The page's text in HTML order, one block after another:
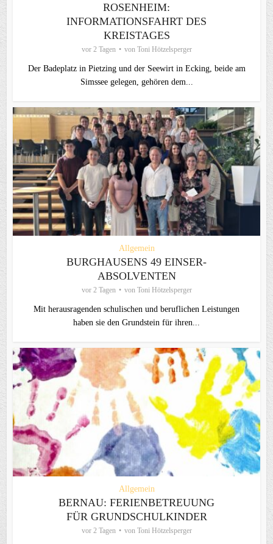
ROSENHEIM:
INFORMATIONSFAHRT DES
KREISTAGES
vor 2 Tagen von Toni Hötzelsperger
Der Badeplatz in Pietzing und der Seewirt in Ecking, beide am
Simssee gelegen, gehören dem...
Allgemein
BURGHAUSENS 49 EINSER-
ABSOLVENTEN
vor 2 Tagen von Toni Hötzelsperger
Mit herausragenden schulischen und beruflichen Leistungen
haben sie den Grundstein für ihren...
Allgemein
BERNAU: FERIENBETREUUNG
FÜR GRUNDSCHULKINDER
vor 2 Tagen von Toni Hötzelsperger